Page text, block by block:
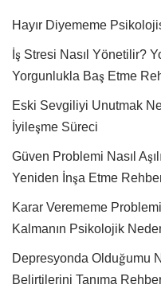
Hayır Diyememe
İş Stresi Nasıl Yönetilir?
Yorgunlukla Baş Etme
Eski Sevgiliyi Unutmak
İyileşme Süreci
Güven Problemi Nasıl
Yeniden İnşa Etme
Karar Verememe
Kalmanın Psikolojik
Depresyonda Olduğumu
Belirtilerini Tanıma